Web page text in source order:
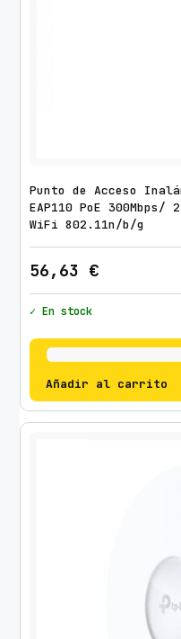
Punto de Acceso
EAP110 PoE
WiFi 802.11n/b/g
56,63 €
✓ En stock
Añadir al carrito